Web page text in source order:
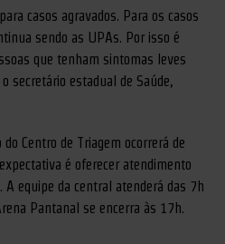
casos agravados. Para os casos
sendo as UPAs. Por isso é
que tenham sintomas leves
secretário estadual de Saúde,
Centro de Triagem ocorrerá de
é oferecer atendimento
A equipe da central atenderá das 7h
Pantanal se encerra às 17h.